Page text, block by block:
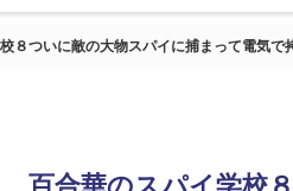
８ついに敵の大物スパイに捕まって電気